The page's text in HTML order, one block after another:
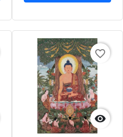

favorite_border